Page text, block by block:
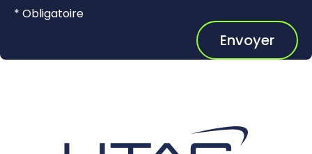
* Obligatoire
Envoyer